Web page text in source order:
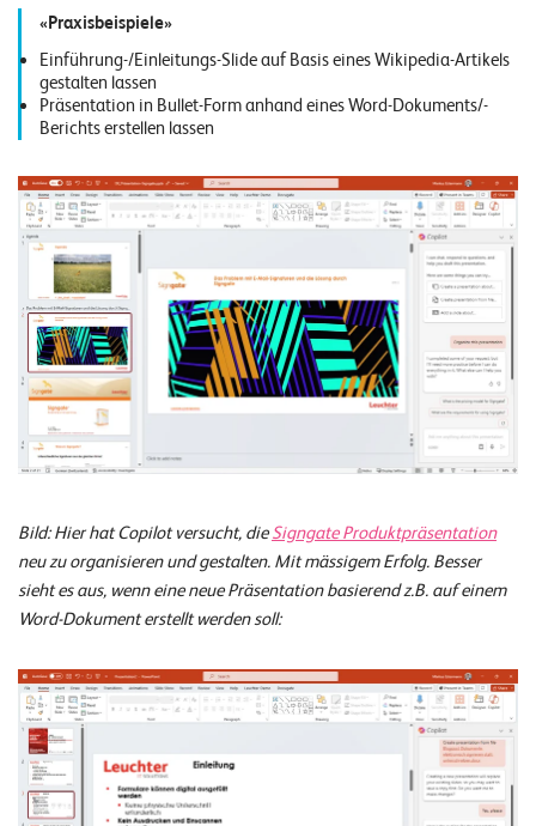
Praxisbeispiele
Einführung-/Einleitungs-Slide auf Basis eines Wikipedia-Artikels
gestalten lassen
Präsentation in Bullet-Form anhand eines Word-Dokuments/-
Berichts erstellen lassen
Bild: Hier hat Copilot versucht, dieSigngate Produktpräsentation
neu zu organisieren und gestalten. Mit mässigem Erfolg. Besser
sieht es aus, wenn eine neue Präsentation basierend z.B. auf einem
Word-Dokument erstellt werden soll: